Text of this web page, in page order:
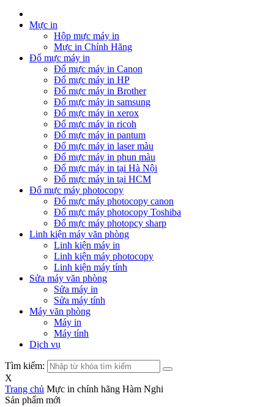
Mực in
Hộp mực máy in
Mực in Chính Hãng
Đổ mực máy in
Đổ mực máy in Canon
Đổ mực máy in HP
Đổ mực máy in Brother
Đổ mực máy in samsung
Đổ mực máy in xerox
Đổ mực máy in ricoh
Đổ mực máy in pantum
Đổ mực máy in laser màu
Đổ mực máy in phun màu
Đổ mực máy in tại Hà Nội
Đổ mực máy in tại HCM
Đổ mực máy photocopy
Đổ mực máy photocopy canon
Đổ mực máy photocopy Toshiba
Đổ mực máy photopcy sharp
Linh kiện máy văn phòng
Linh kiện máy in
Linh kiện máy photocopy
Linh kiện máy tính
Sửa máy văn phòng
Sửa máy in
Sửa máy tính
Máy văn phòng
Máy in
Máy tính
Dịch vụ
Tìm kiếm:
X
Trang chủ Mực in chính hãng Hàm Nghi
Sản phẩm mới